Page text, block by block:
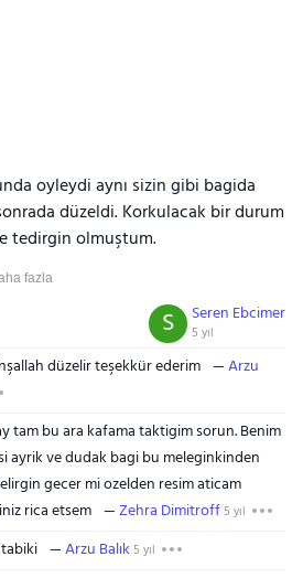
oyleydi aynı sizin gibi bagida
düzeldi. Korkulacak bir durum
tedirgin olmuştum.
fazla
Seren Ebcimer
5 yıl
S
düzelir teşekkür ederim
Arzu
tam bu ara kafama taktigim sorun. Benim
ayrik ve dudak bagi bu meleginkinden
gecer mi ozelden resim aticam
rica etsem
Zehra Dimitroff5 yıl
Arzu Balık 5 yıl